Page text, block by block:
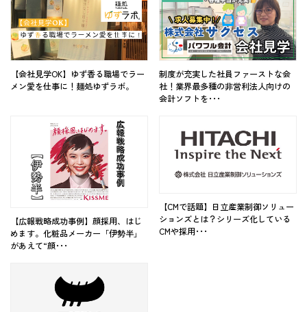
【会社見学OK】ゆず香る職場でラー
メン愛を仕事に！麺処ゆずラボ。
制度が充実した社員ファーストな会
社！業界最多種の非営利法人向けの
会計ソフトを･･･
【広報戦略成功事例】顔採用、はじ
めます。化粧品メーカー「伊勢半」
があえて“顔･･･
【CMで話題】日立産業制御ソリュー
ションズとは？シリーズ化している
CMや採用･･･